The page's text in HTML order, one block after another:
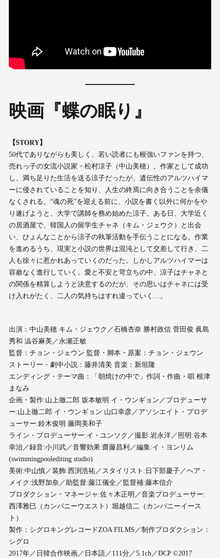
映画『蝶の眠り』
【STORY】
50代でありながらも美しく、若い読者にも根強いファンを持つ、
売れっ子の女流小説家・松村涼子（中山美穂）。作家として成功
し、満ち足りた生活を送る涼子だったが、遺伝性のアルツハイマ
ーに侵されていることを知り、人生の終焉に向き合うことを余儀
なくされる。“魂の死”を迎える前に、小説を書く以外に何かをや
り遂げようと、大学で講師を務め始めた涼子。ある日、大学近く
の居酒屋で、韓国人の留学生チャネ（キム・ジェウク）と出会
い、ひょんなことから涼子の執筆活動を手伝うことになる。作業
を進めるうち、現実と小説の世界は混沌として交差して行き、二
人も徐々に惹かれあっていくのだった。しかしアルツハイマーは
容赦なく進行していく。愛と不安と苛立ちの中、涼子はチャネと
の関係を精算しようと決意するのだが、その思いはチャネには受
け入れがたく、二人の気持ちはすれ違っていく…。
出演：中山美穂 キム・ジェウク／石橋杏奈 勝村政信 菅田俊 眞島
秀和 澁谷麻美／永瀬正敏
監督：チョン・ジェウン 監督・脚本・原案：チョン・ジェウン
ストーリー・劇中小説：藤井清美 音楽：新垣隆
エンディング・テーマ曲：「朝焼けの中で」作詞・作曲・唄 根津
まなみ
企画・製作:山上徹二郎 坂本敏明 イ・ウンギョン／プロデューサ
ー:山上徹二郎 イ・ウンギョン 山口幸彦／アソシエイト・プロデ
ューサー:鈴木俊明 藤岡美和子
ライン・プロデューサー:イ・ユンソク／撮影:岩永洋／照明:谷本
幸治／録音:小川武／音響効果:齋藤昌利／編集:イ・ヨンリム
(swimmingpoolediting studio)
美術:中山慎／装飾:西渕浩祐／スタイリスト:日下部慶子／ヘア・
メイク:浅野加奈／助監督:藤江儀全／監督補:藤本信介
プロダクション・マネージャ:佐々木正明／音楽プロデューサー:
西澤雅巳（カンパニーウエスト）堀越信二（カンパニーイース
ト）
製作：シグロキングレコードZOA FILMS／制作プロダクション：
シグロ
2017年／日韓合作映画／日本語／111分／5.1ch／DCP ©2017